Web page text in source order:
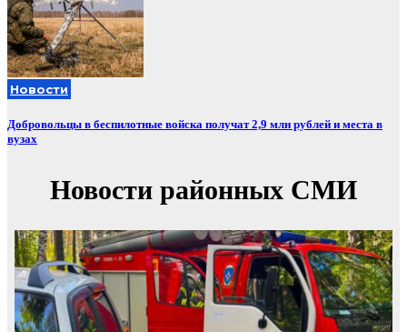
Новости
Добровольцы в беспилотные войска получат 2,9 млн рублей и места в
вузах